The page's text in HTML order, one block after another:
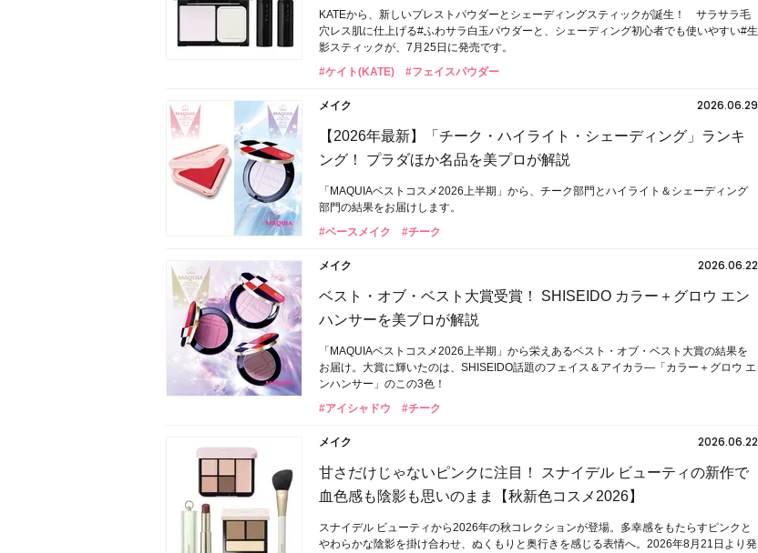
KATEから、新しいプレストパウダーとシェーディングスティックが誕生！ サラサラ毛
穴レス肌に仕上げる#ふわサラ白玉パウダーと、シェーディング初心者でも使いやすい#生
影スティックが、7月25日に発売です。
#ケイト(KATE)
#フェイスパウダー
メイク
2026.06.29
【2026年最新】「チーク・ハイライト・シェーディング」ランキ
ング！ プラダほか名品を美プロが解説
「MAQUIAベストコスメ2026上半期」から、チーク部門とハイライト＆シェーディング
部門の結果をお届けします。
#ベースメイク
#チーク
メイク
2026.06.22
ベスト・オブ・ベスト大賞受賞！ SHISEIDO カラー＋グロウ エン
ハンサーを美プロが解説
「MAQUIAベストコスメ2026上半期」から栄えあるベスト・オブ・ベスト大賞の結果を
お届け。大賞に輝いたのは、SHISEIDO話題のフェイス＆アイカラ―「カラー＋グロウ エ
ンハンサー」のこの3色！
#アイシャドウ
#チーク
メイク
2026.06.22
甘さだけじゃないピンクに注目！ スナイデル ビューティの新作で
血色感も陰影も思いのまま【秋新色コスメ2026】
スナイデル ビューティから2026年の秋コレクションが登場。多幸感をもたらすピンクと
やわらかな陰影を掛け合わせ、ぬくもりと奥行きを感じる表情へ。2026年8月21日より発